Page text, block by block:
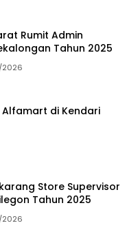
Rumit Admin
Tahun 2025
di Kendari
Store Supervisor
Tahun 2025